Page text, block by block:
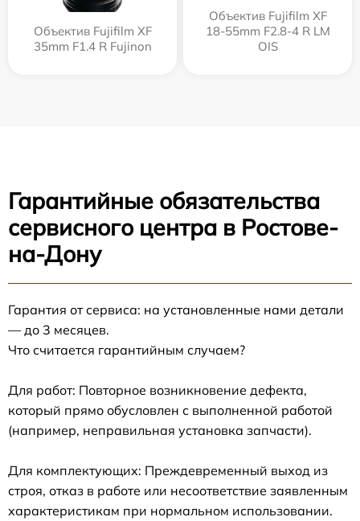
Объектив Fujifilm XF
35mm F1.4 R Fujinon
Объектив Fujifilm XF
18-55mm F2.8-4 R LM
OIS
Гарантийные обязательства
сервисного центра в Ростове-
на-Дону
Гарантия от сервиса: на установленные нами детали
— до 3 месяцев.
Что считается гарантийным случаем?
Для работ: Повторное возникновение дефекта,
который прямо обусловлен с выполненной работой
(например, неправильная установка запчасти).
Для комплектующих: Преждевременный выход из
строя, отказ в работе или несоответствие заявленным
характеристикам при нормальном использовании.